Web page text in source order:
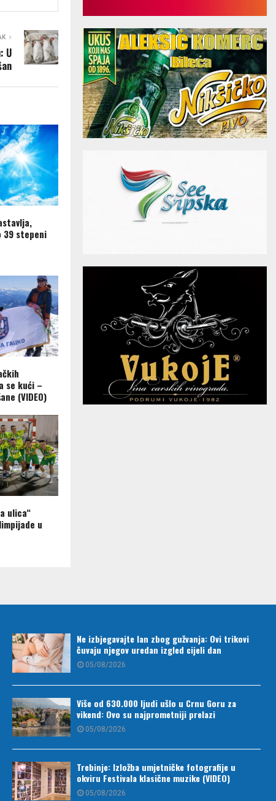
U
39 stepeni
se kući –
(VIDEO)
ulica“
u
Ne izbjegavajte lan zbog gužvanja: Ovi trikovi
čuvaju njegov uredan izgled cijeli dan
05/08/2026
Više od 630.000 ljudi ušlo u Crnu Goru za
vikend: Ovo su najprometniji prelazi
05/08/2026
Trebinje: Izložba umjetničke fotografije u
okviru Festivala klasične muzike (VIDEO)
05/08/2026